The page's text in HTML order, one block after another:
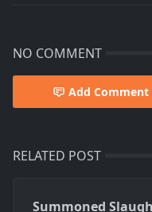
NO COMMENT
Add Comment
RELATED POST
Summoned